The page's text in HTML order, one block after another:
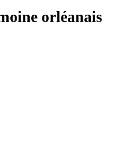
orléanais